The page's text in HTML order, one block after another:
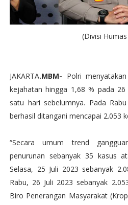
(Divisi
JAKARTA.MBM- Polri
kejahatan hingga 1,68 % pada 26
satu hari sebelumnya. Pada
berhasil ditangani mencapai 2.053
“Secara umum trend
penurunan sebanyak 35 kasus
Selasa, 25 Juli 2023 sebanyak
Rabu, 26 Juli 2023 sebanyak
Biro Penerangan Masyarakat